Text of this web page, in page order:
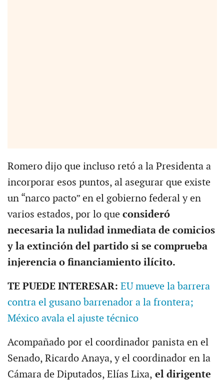
Romero dijo que incluso retó a la Presidenta a
incorporar esos puntos, al asegurar que existe
un “narco pacto” en el gobierno federal y en
varios estados, por lo queconsideró
necesaria la nulidad inmediata de comicios
y la extinción del partido si se comprueba
injerencia o financiamiento ilícito.
TE PUEDE INTERESAR: EU mueve la barrera
contra el gusano barrenador a la frontera;
México avala el ajuste técnico
Acompañado por el coordinador panista en el
Senado, Ricardo Anaya, y el coordinador en la
Cámara de Diputados, Elías Lixa, el dirigente